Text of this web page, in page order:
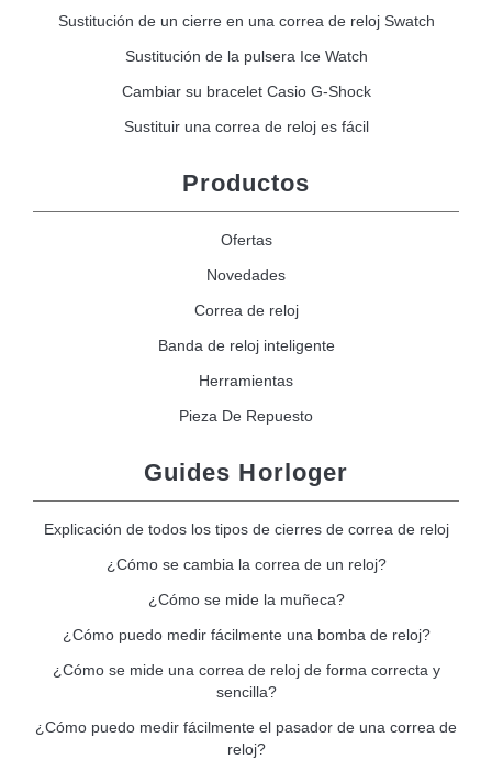
Sustitución de un cierre en una correa de reloj Swatch
Sustitución de la pulsera Ice Watch
Cambiar su bracelet Casio G-Shock
Sustituir una correa de reloj es fácil
Productos
Ofertas
Novedades
Correa de reloj
Banda de reloj inteligente
Herramientas
Pieza De Repuesto
Guides Horloger
Explicación de todos los tipos de cierres de correa de reloj
¿Cómo se cambia la correa de un reloj?
¿Cómo se mide la muñeca?
¿Cómo puedo medir fácilmente una bomba de reloj?
¿Cómo se mide una correa de reloj de forma correcta y
sencilla?
¿Cómo puedo medir fácilmente el pasador de una correa de
reloj?